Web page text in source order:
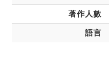
著作人數
語言